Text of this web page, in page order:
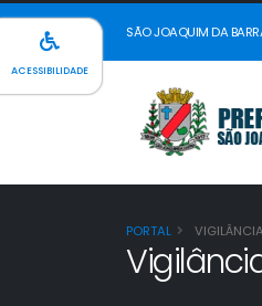
SÃO JOAQUIM DA
PORTAL
ACESSIBILIDADE